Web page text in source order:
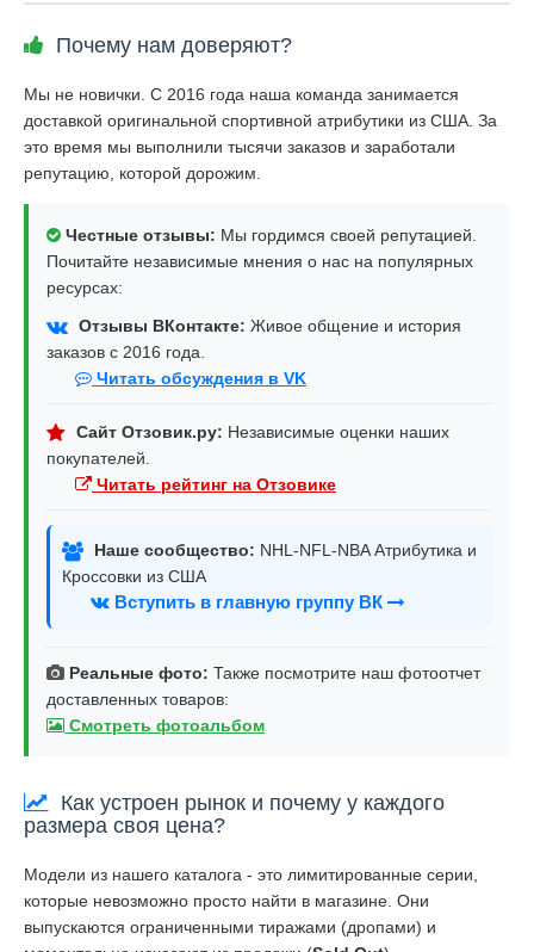
Почему нам доверяют?
Мы не новички. С 2016 года наша команда занимается
доставкой оригинальной спортивной атрибутики из США. За
это время мы выполнили тысячи заказов и заработали
репутацию, которой дорожим.
Честные отзывы: Мы гордимся своей репутацией.
Почитайте независимые мнения о нас на популярных
ресурсах:
Отзывы ВКонтакте: Живое общение и история
заказов с 2016 года.
Читать обсуждения в VK
Сайт Отзовик.ру: Независимые оценки наших
покупателей.
Читать рейтинг на Отзовике
Наше сообщество: NHL-NFL-NBA Атрибутика и
Кроссовки из США
Вступить в главную группу ВК
Реальные фото: Также посмотрите наш фотоотчет
доставленных товаров:
Смотреть фотоальбом
Как устроен рынок и почему у каждого
размера своя цена?
Модели из нашего каталога - это лимитированные серии,
которые невозможно просто найти в магазине. Они
выпускаются ограниченными тиражами (дропами) и